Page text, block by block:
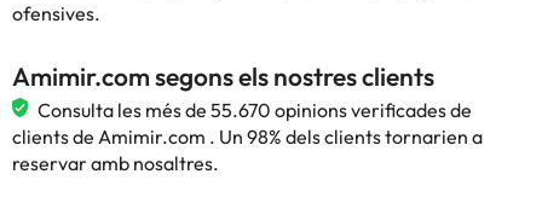
ofensives.
Amimir.com segons els nostres clients
Consulta les més de 55.670 opinions verificades de
clients de Amimir.com . Un 98% dels clients tornarien a
reservar amb nosaltres.